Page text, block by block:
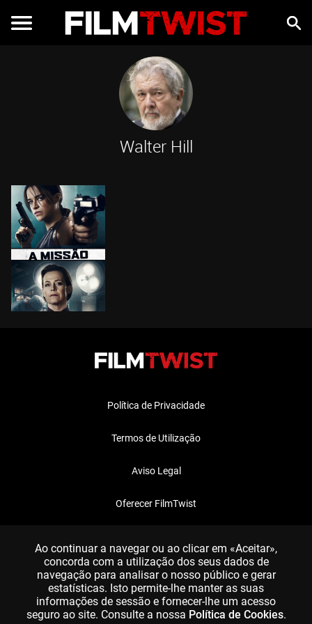
Walter Hill
Política de Privacidade
Termos de Utilização
Aviso Legal
Oferecer FilmTwist
Ao continuar a navegar ou ao clicar em «Aceitar»,
concorda com a utilização dos seus dados de
navegação para analisar o nosso público e gerar
estatísticas. Isto permite-lhe manter as suas
informações de sessão e fornecer-lhe um acesso
seguro ao site. Consulte a nossa Política de Cookies.